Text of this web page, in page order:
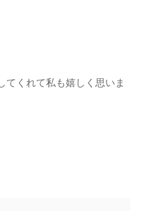
てくれて私も嬉しく思いま